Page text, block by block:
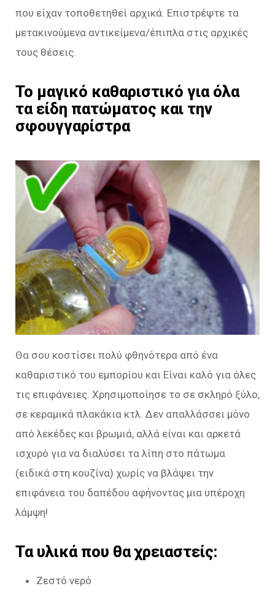
που είχαν τοποθετηθεί αρχικά. Επιστρέψτε τα
μετακινούμενα αντικείμενα/έπιπλα στις αρχικές
τους θέσεις.
Το μαγικό καθαριστικό για όλα
τα είδη πατώματος και την
σφουγγαρίστρα
Θα σου κοστίσει πολύ φθηνότερα από ένα
καθαριστικό του εμπορίου και Είναι καλό για όλες
τις επιφάνειες. Χρησιμοποίησε το σε σκληρό ξύλο,
σε κεραμικά πλακάκια κτλ. Δεν απαλλάσσει μόνο
από λεκέδες και βρωμιά, αλλά είναι και αρκετά
ισχυρό για να διαλύσει τα λίπη στο πάτωμα
(ειδικά στη κουζίνα) χωρίς να βλάψει την
επιφάνεια του δαπέδου αφήνοντας μια υπέροχη
λάμψη!
Τα υλικά που θα χρειαστείς:
Ζεστό νερό